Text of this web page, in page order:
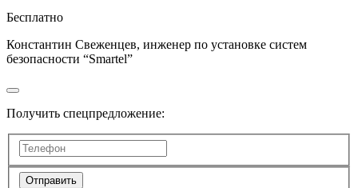
Бесплатно
Константин Свеженцев, инженер по установке систем
безопасности “Smartel”
Получить спецпредложение:
Отправить